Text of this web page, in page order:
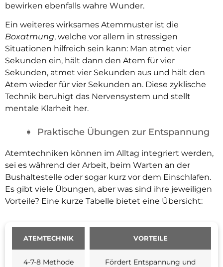
bewirken ebenfalls wahre Wunder.
Ein weiteres wirksames Atemmuster ist die
Boxatmung, welche vor allem in stressigen
Situationen hilfreich sein kann: Man atmet vier
Sekunden ein, hält dann den Atem für vier
Sekunden, atmet vier Sekunden aus und hält den
Atem wieder für vier Sekunden an. Diese zyklische
Technik beruhigt das Nervensystem und stellt
mentale Klarheit her.
Praktische Übungen zur Entspannung
Atemtechniken können im Alltag integriert werden,
sei es während der Arbeit, beim Warten an der
Bushaltestelle oder sogar kurz vor dem Einschlafen.
Es gibt viele Übungen, aber was sind ihre jeweiligen
Vorteile? Eine kurze Tabelle bietet eine Übersicht:
ATEMTECHNIK VORTEILE
4-7-8 Methode
Fördert Entspannung und